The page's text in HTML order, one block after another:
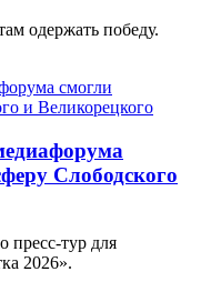
одержать победу.
Слободского
пресс-тур для
2026».